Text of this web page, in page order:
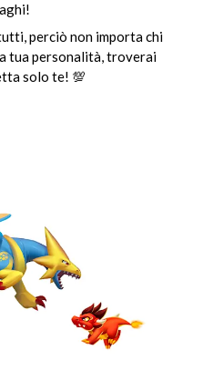
perciò non importa chi
tua personalità, troverai
solo te! 💯